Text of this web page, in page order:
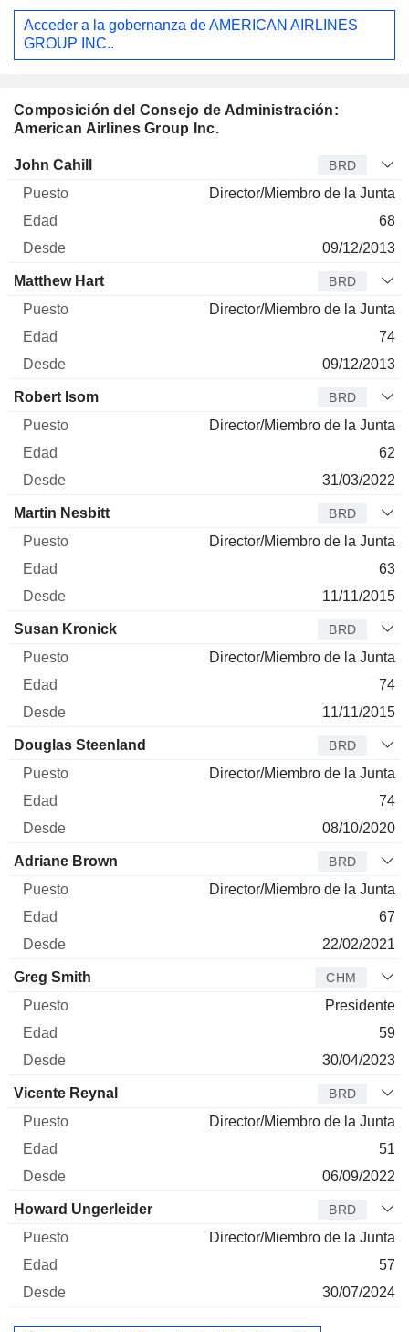
Acceder a la gobernanza de AMERICAN AIRLINES
GROUP INC..
Composición del Consejo de Administración:
American Airlines Group Inc.
Administrador
John Cahill BRD
Director/Miembro de la Junta
68
09/12/2013
Matthew Hart BRD
Director/Miembro de la Junta
74
09/12/2013
Robert Isom BRD
Director/Miembro de la Junta
62
31/03/2022
Martin Nesbitt BRD
Director/Miembro de la Junta
63
11/11/2015
Susan Kronick BRD
Director/Miembro de la Junta
74
11/11/2015
Douglas Steenland BRD
Director/Miembro de la Junta
74
08/10/2020
Adriane Brown BRD
Director/Miembro de la Junta
67
22/02/2021
Greg Smith CHM
Presidente
59
30/04/2023
Vicente Reynal BRD
Director/Miembro de la Junta
51
06/09/2022
Howard Ungerleider BRD
Director/Miembro de la Junta
57
30/07/2024